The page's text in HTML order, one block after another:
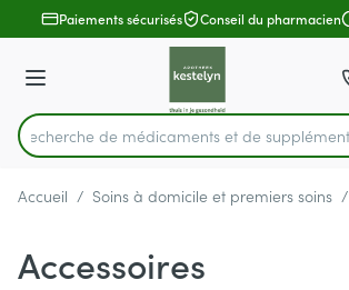
Aller au contenu
1 de 1
Paiements sécurisés Conseil du pharmacien
Menu
Rechercher
Recherche de médicaments e
Accueil / Soins à domicile et premiers soins /
Accessoires